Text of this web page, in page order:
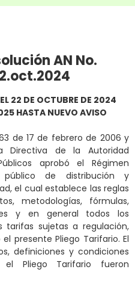
AN No.
22 DE OCTUBRE DE 2024
HASTA NUEVO AVISO
de 17 de febrero de 2006 y
Directiva de la Autoridad
aprobó el Régimen
de distribución y
el cual establece las reglas
metodologías, fórmulas,
y en general todos los
tarifas sujetas a regulación,
presente Pliego Tarifario. El
definiciones y condiciones
el Pliego Tarifario fueron